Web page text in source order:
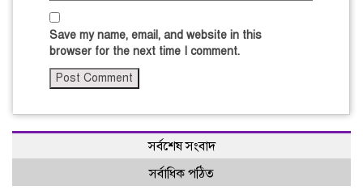
Save my name, email, and website in this
browser for the next time I comment.
সর্বশেষ সংবাদ
সর্বাধিক পঠিত